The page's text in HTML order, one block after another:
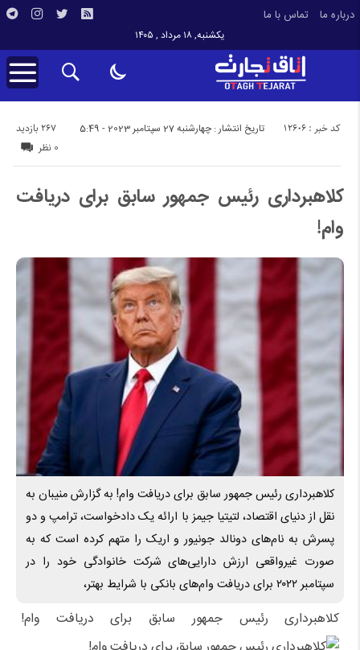
درباره ما تماس با ما
یکشنبه, ۱۸ مرداد , ۱۴۰۵
تاریخ انتشار : چهارشنبه 27 سپتامبر 2023 - 5:49 267 بازدید کد خبر : 12606
0 نظر
کلاهبرداری رئیس جمهور سابق برای دریافت
وام!
کلاهبرداری رئیس جمهور سابق برای دریافت وام! به گزارش منیبان به
نقل از دنیای اقتصاد، لتیتیا جیمز با ارائه یک دادخواست، ترامپ و دو
پسرش به نام‌های دونالد جونیور و اریک را متهم کرده است که به
صورت غیرواقعی ارزش دارایی‌های شرکت خانوادگی خود را در
سپتامبر ۲۰۲۲ برای دریافت وام‌های بانکی با شرایط بهتر،
کلاهبرداری رئیس جمهور سابق برای دریافت وام!